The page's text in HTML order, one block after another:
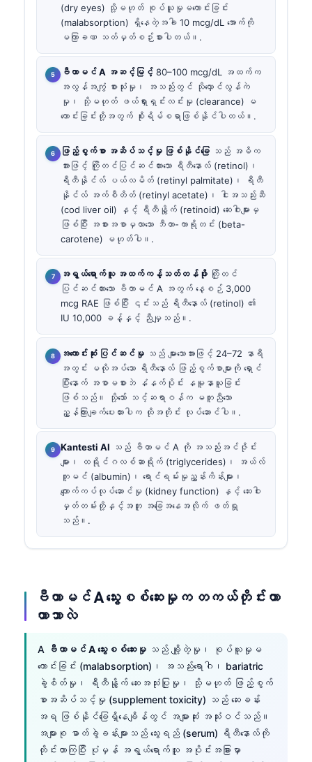
(dry eyes) သို့မဟုတ် စုပ်ယူမှုမကောင်းခြင်း
(malabsorption) ရှိနေတဲ့အခါ 10 mcg/dL အောက်ကို
မကြာခဏ သတ်မှတ်စဉ်းစားပါတယ်။.
ဗီတာမင် A အဆင့်မြင့် 80–100 mcg/dL အထက်က
အလွန်အကျွံ စားသုံးမှု၊ အသည်းတွင် သိုလှောင်လွန်ကဲ
မှု၊ သို့မဟုတ် ဖယ်ရှားရှင်းလင်းမှု (clearance) မ
ကောင်းခြင်းတို့အတွက် စိုးရိမ်စရာဖြစ်နိုင်ပါတယ်။.
ဖြည့်စွက်စာ အဆိပ်သင့်မှု ဖြစ်နိုင်ခြေ သည် အဓိက
အားဖြင့် ကြိုတင်ပြင်ဆင်ထားသော ရီတီနောလ် (retinol)၊
ရီတီနိုင်လ် ပယ်လမိတ် (retinyl palmitate)၊ ရီတီ
နိုင်လ် အက်စီတိတ် (retinyl acetate)၊ ငါးအသည်းဆီ
(cod liver oil) နှင့် ရီတီနွိုက် (retinoid) ဆေးဝါးများမှ
ဖြစ်ပြီး အစားအစာမှလာသော ဘီတာ-ကာရိုတင်း (beta-
carotene) မဟုတ်ပါ။.
အရွယ်ရောက်သူ အထက်ကန့်သတ်တန်ဖိုး ကြိုတင်
ပြင်ဆင်ထားသော ဗီတာမင် A အတွက် နေ့စဉ် 3,000
mcg RAE ဖြစ်ပြီး ၎င်းသည် ရီတီနောလ် (retinol) ၏
IU 10,000 ခန့်နှင့် ညီမျှသည်။.
အကောင်းဆုံး ပြင်ဆင်မှု သည် များသောအားဖြင့် 24–72 နာရီ
အတွင်း မလိုအပ်သော ရီတီနောလ် ဖြည့်စွက်စာများကို ရှောင်
ပြီးနောက် အစာမစားဘဲ နံနက်ပိုင်း နမူနာယူခြင်း
ဖြစ်သည်။ သို့သော် သင့်ဆရာဝန်က မတူညီသော
ညွှန်ကြားချက်ပေးထားပါက ထိုအတိုင်း လုပ်ဆောင်ပါ။.
Kantesti AI သည် ဗီတာမင် A ကို အသည်းအင်ဇိုင်း
များ၊ ထရိုင်ဂလစ်ဆာရိုက် (triglycerides)၊ အယ်လ်
ဘူမင် (albumin)၊ ရောင်ရမ်းမှုညွှန်းကိန်းများ၊
ကျောက်ကပ်လုပ်ဆောင်မှု (kidney function) နှင့် ဆေးဝါး
မှတ်တမ်းတို့နှင့်အတူ အခြေအနေအလိုက် ဖတ်ရှု
သည်။.
ဗီတာမင် A သွေးစစ်ဆေးမှုက တကယ်တိုင်းတာ
တာဘာလဲ
A ဗီတာမင် A သွေးစစ်ဆေးမှု သည် ချို့တဲ့မှု၊ စုပ်ယူမှုမ
ကောင်းခြင်း (malabsorption)၊ အသည်းရောဂါ၊ bariatric
ခွဲစိတ်မှု၊ ရီတီနွိုက် ဆေးအသုံးပြုမှု၊ သို့မဟုတ် ဖြည့်စွက်
စာအဆိပ်သင့်မှု (supplement toxicity) သည် ဆေးခန်း
အရ ဖြစ်နိုင်ခြေရှိနေချိန်တွင် အများဆုံး အသုံးဝင်သည်။
အများစု ဓာတ်ခွဲခန်းများသည် သွေးရည် (serum) ရီတီနောလ်ကို
တိုင်းတာကြပြီး ပုံမှန် အရွယ်ရောက်သူ အပိုင်းအခြားမှာ